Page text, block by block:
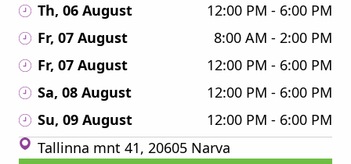
Th, 06 August
12:00 PM - 6:00 PM
Fr, 07 August
8:00 AM - 2:00 PM
Fr, 07 August
12:00 PM - 6:00 PM
Sa, 08 August
12:00 PM - 6:00 PM
Su, 09 August
12:00 PM - 6:00 PM
Tallinna mnt 41, 20605 Narva